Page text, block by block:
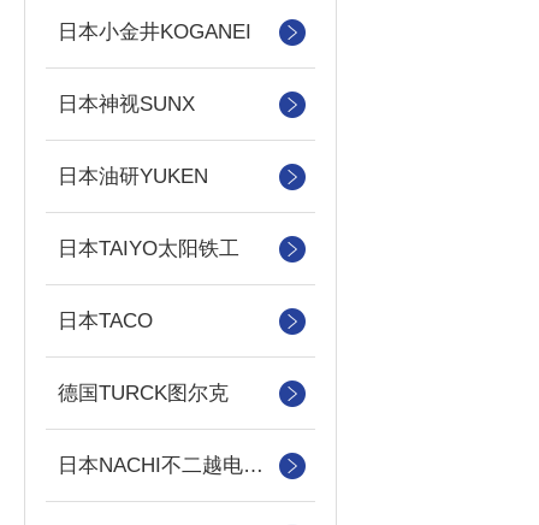
日本小金井KOGANEI
日本神视SUNX
日本油研YUKEN
日本TAIYO太阳铁工
日本TACO
德国TURCK图尔克
日本NACHI不二越电磁阀/泵